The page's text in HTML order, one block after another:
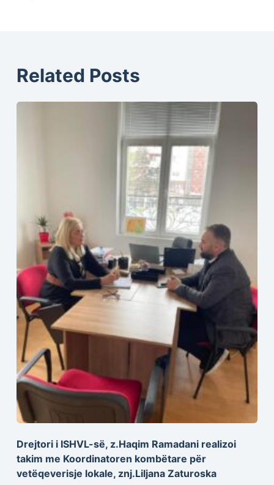
Related Posts
Drejtori i ISHVL-së, z.Haqim Ramadani realizoi
takim me Koordinatoren kombëtare për
vetëqeverisje lokale, znj.Liljana Zaturoska